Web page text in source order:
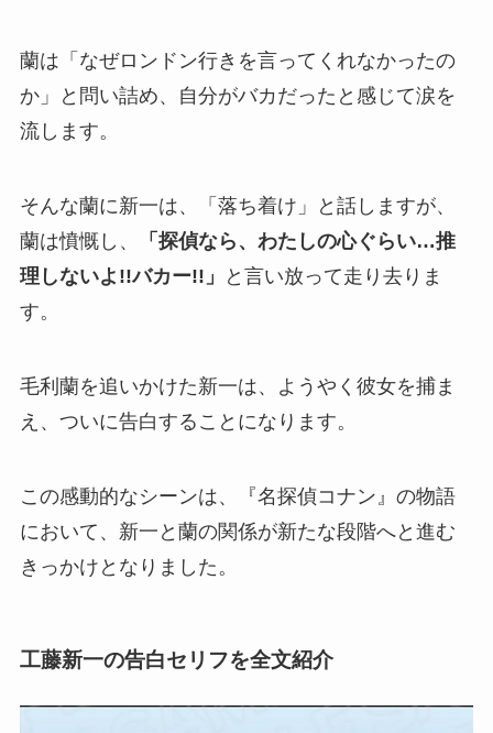
蘭は「なぜロンドン行きを言ってくれなかったの
か」と問い詰め、自分がバカだったと感じて涙を
流します。
そんな蘭に新一は、「落ち着け」と話しますが、
蘭は憤慨し、
「探偵なら、わたしの心ぐらい…推
理しないよ!!バカー!!」
と言い放って走り去りま
す。
毛利蘭を追いかけた新一は、ようやく彼女を捕ま
え、ついに告白することになります。
この感動的なシーンは、『名探偵コナン』の物語
において、新一と蘭の関係が新たな段階へと進む
きっかけとなりました。
工藤新一の告白セリフを全文紹介